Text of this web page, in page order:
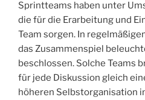
Sprintteams haben unter
die für die Erarbeitung und
Team sorgen. In
das Zusammenspiel
beschlossen. Solche Teams
für jede Diskussion gleich
höheren Selbstorganisation